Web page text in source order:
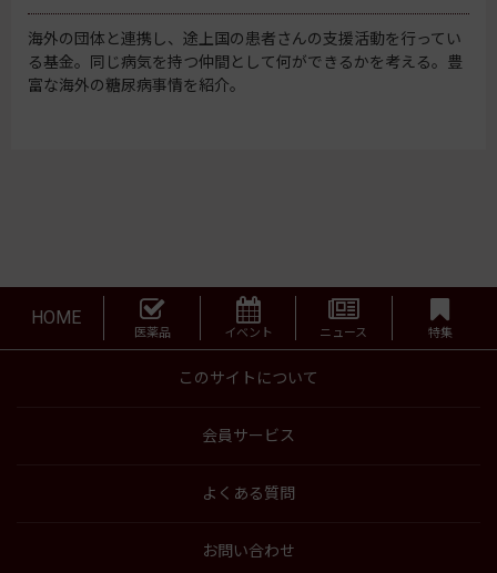
海外の団体と連携し、途上国の患者さんの支援活動を行ってい
る基金。同じ病気を持つ仲間として何ができるかを考える。豊
富な海外の糖尿病事情を紹介。
HOME
医薬品 イベント ニュース 特集
このサイトについて
会員サービス
よくある質問
お問い合わせ